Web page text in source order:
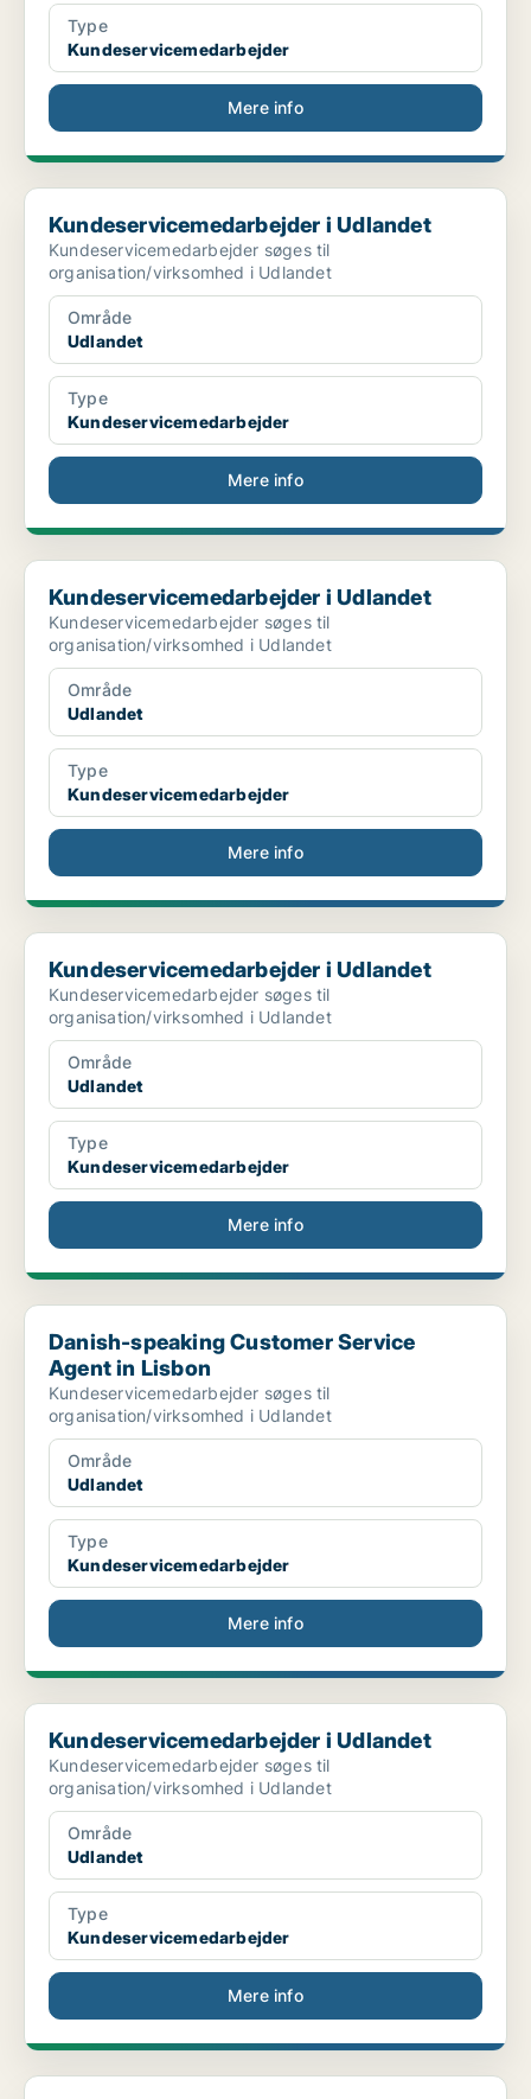
Type
Kundeservicemedarbejder
Mere info
Kundeservicemedarbejder i Udlandet
Kundeservicemedarbejder i Udlandet
Kundeservicemedarbejder søges til
organisation/virksomhed i Udlandet
Område
Udlandet
Type
Kundeservicemedarbejder
Mere info
Kundeservicemedarbejder i Udlandet
Kundeservicemedarbejder i Udlandet
Kundeservicemedarbejder søges til
organisation/virksomhed i Udlandet
Område
Udlandet
Type
Kundeservicemedarbejder
Mere info
Kundeservicemedarbejder i Udlandet
Kundeservicemedarbejder i Udlandet
Kundeservicemedarbejder søges til
organisation/virksomhed i Udlandet
Område
Udlandet
Type
Kundeservicemedarbejder
Mere info
Danish-speaking Customer Service Agent in Lisbon
Danish-speaking Customer Service
Agent in Lisbon
Kundeservicemedarbejder søges til
organisation/virksomhed i Udlandet
Område
Udlandet
Type
Kundeservicemedarbejder
Mere info
Kundeservicemedarbejder i Udlandet
Kundeservicemedarbejder i Udlandet
Kundeservicemedarbejder søges til
organisation/virksomhed i Udlandet
Område
Udlandet
Type
Kundeservicemedarbejder
Mere info
Kundeservicemedarbejder i Udlandet